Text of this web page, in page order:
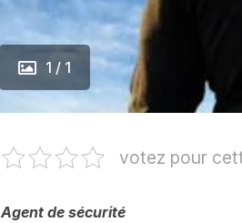
1 / 1
votez pour
Agent de sécurité